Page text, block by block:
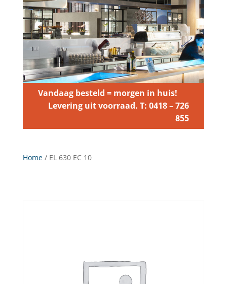
Vandaag besteld = morgen in huis!
Levering uit voorraad. T: 0418 – 726
855
Home/ EL 630 EC 10